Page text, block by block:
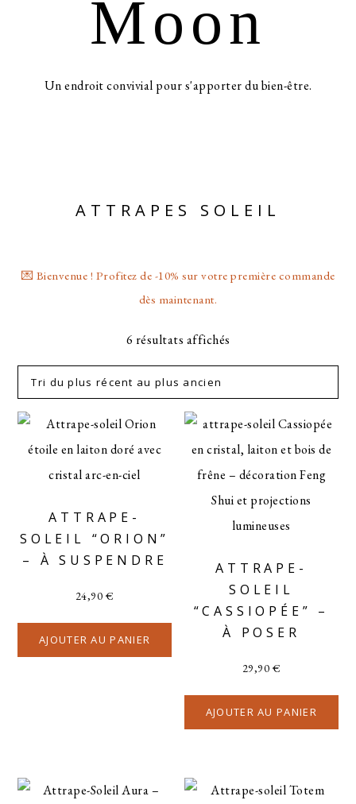
Moon
Un endroit convivial pour s'apporter du bien-être.
ATTRAPES SOLEIL
💌 Bienvenue ! Profitez de -10% sur votre première commande
dès maintenant.
6 résultats affichés
ATTRAPE-
SOLEIL “ORION”
– À SUSPENDRE
24,90€
AJOUTER AU PANIER
ATTRAPE-
SOLEIL
“CASSIOPÉE” –
À POSER
29,90€
AJOUTER AU PANIER